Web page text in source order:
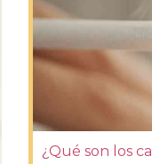
¿Qué son los